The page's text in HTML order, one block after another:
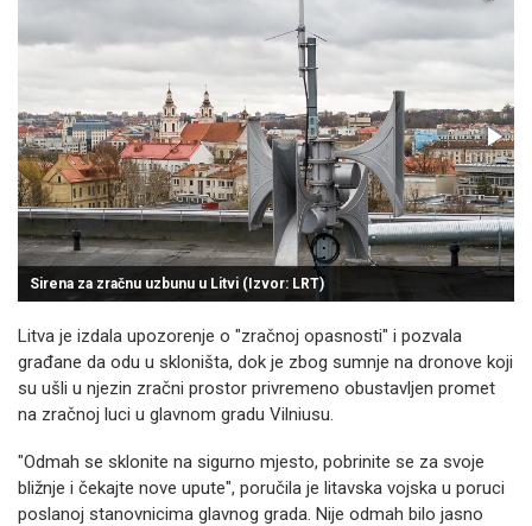
Sirena za zračnu uzbunu u Litvi (Izvor: LRT)
Litva je izdala upozorenje o "zračnoj opasnosti" i pozvala
građane da odu u skloništa, dok je zbog sumnje na dronove koji
su ušli u njezin zračni prostor privremeno obustavljen promet
na zračnoj luci u glavnom gradu Vilniusu.
"Odmah se sklonite na sigurno mjesto, pobrinite se za svoje
bližnje i čekajte nove upute", poručila je litavska vojska u poruci
poslanoj stanovnicima glavnog grada. Nije odmah bilo jasno